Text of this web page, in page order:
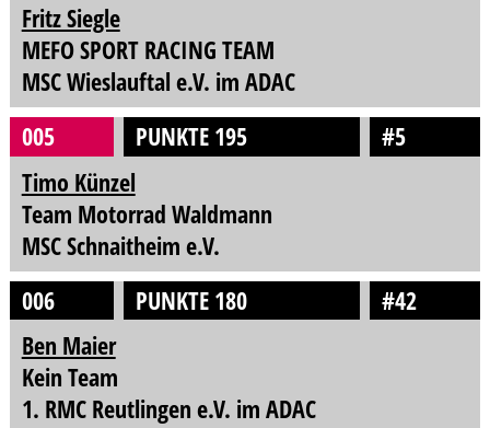
Fritz Siegle
MEFO SPORT RACING TEAM
MSC Wieslauftal e.V. im ADAC
005
PUNKTE 195
#5
Timo Künzel
Team Motorrad Waldmann
MSC Schnaitheim e.V.
006
PUNKTE 180
#42
Ben Maier
Kein Team
1. RMC Reutlingen e.V. im ADAC